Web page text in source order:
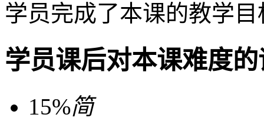
学员完成了本课的教学目
学员课后对本课难度
15%简